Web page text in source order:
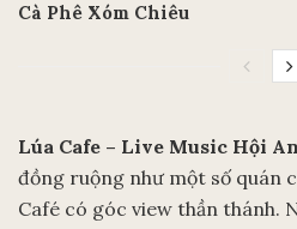
Cà Phê Xóm Chiêu
Lúa Cafe – Live Music Hội An
đồng ruộng như một số quán
Café có góc view thần thánh.